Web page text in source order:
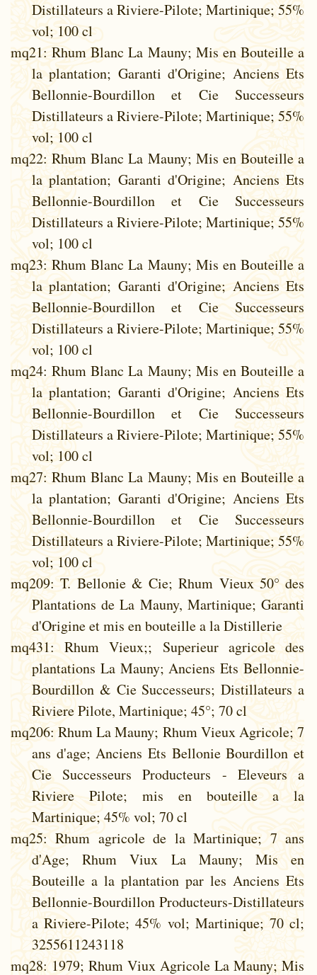
Distillateurs a Riviere-Pilote; Martinique; 55%
vol; 100 cl
mq21: Rhum Blanc La Mauny; Mis en Bouteille a
la plantation; Garanti d'Origine; Anciens Ets
Bellonnie-Bourdillon et Cie Successeurs
Distillateurs a Riviere-Pilote; Martinique; 55%
vol; 100 cl
mq22: Rhum Blanc La Mauny; Mis en Bouteille a
la plantation; Garanti d'Origine; Anciens Ets
Bellonnie-Bourdillon et Cie Successeurs
Distillateurs a Riviere-Pilote; Martinique; 55%
vol; 100 cl
mq23: Rhum Blanc La Mauny; Mis en Bouteille a
la plantation; Garanti d'Origine; Anciens Ets
Bellonnie-Bourdillon et Cie Successeurs
Distillateurs a Riviere-Pilote; Martinique; 55%
vol; 100 cl
mq24: Rhum Blanc La Mauny; Mis en Bouteille a
la plantation; Garanti d'Origine; Anciens Ets
Bellonnie-Bourdillon et Cie Successeurs
Distillateurs a Riviere-Pilote; Martinique; 55%
vol; 100 cl
mq27: Rhum Blanc La Mauny; Mis en Bouteille a
la plantation; Garanti d'Origine; Anciens Ets
Bellonnie-Bourdillon et Cie Successeurs
Distillateurs a Riviere-Pilote; Martinique; 55%
vol; 100 cl
mq209: T. Bellonie & Cie; Rhum Vieux 50° des
Plantations de La Mauny, Martinique; Garanti
d'Origine et mis en bouteille a la Distillerie
mq431: Rhum Vieux;; Superieur agricole des
plantations La Mauny; Anciens Ets Bellonnie-
Bourdillon & Cie Successeurs; Distillateurs a
Riviere Pilote, Martinique; 45°; 70 cl
mq206: Rhum La Mauny; Rhum Vieux Agricole; 7
ans d'age; Anciens Ets Bellonie Bourdillon et
Cie Successeurs Producteurs - Eleveurs a
Riviere Pilote; mis en bouteille a la
Martinique; 45% vol; 70 cl
mq25: Rhum agricole de la Martinique; 7 ans
d'Age; Rhum Viux La Mauny; Mis en
Bouteille a la plantation par les Anciens Ets
Bellonnie-Bourdillon Producteurs-Distillateurs
a Riviere-Pilote; 45% vol; Martinique; 70 cl;
3255611243118
mq28: 1979; Rhum Viux Agricole La Mauny; Mis